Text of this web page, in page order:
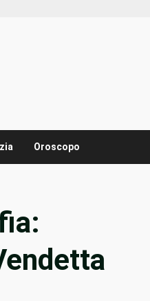
Oroscopo